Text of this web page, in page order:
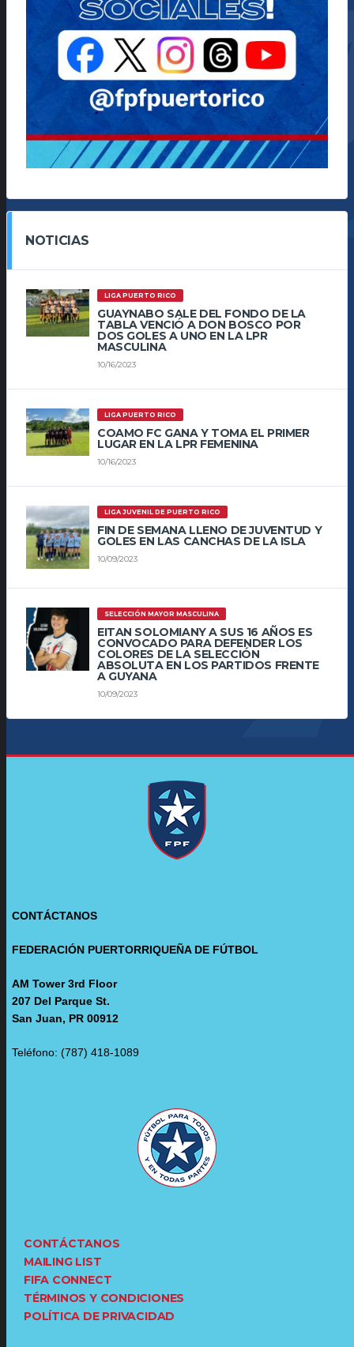
NOTICIAS
LIGA PUERTO RICO
GUAYNABO SALE DEL FONDO DE LA
TABLA VENCIÓ A DON BOSCO POR
DOS GOLES A UNO EN LA LPR
MASCULINA
10/16/2023
LIGA PUERTO RICO
COAMO FC GANA Y TOMA EL PRIMER
LUGAR EN LA LPR FEMENINA
10/16/2023
LIGA JUVENIL DE PUERTO RICO
FIN DE SEMANA LLENO DE JUVENTUD Y
GOLES EN LAS CANCHAS DE LA ISLA
10/09/2023
SELECCIÓN MAYOR MASCULINA
EITAN SOLOMIANY A SUS 16 AÑOS ES
CONVOCADO PARA DEFENDER LOS
COLORES DE LA SELECCIÓN
ABSOLUTA EN LOS PARTIDOS FRENTE
A GUYANA
10/09/2023
CONTÁCTANOS
FEDERACIÓN PUERTORRIQUEÑA DE FÚTBOL
AM Tower 3rd Floor
207 Del Parque St.
San Juan, PR 00912
Teléfono: (787) 418-1089
CONTÁCTANOS
MAILING LIST
FIFA CONNECT
TÉRMINOS Y CONDICIONES
POLÍTICA DE PRIVACIDAD